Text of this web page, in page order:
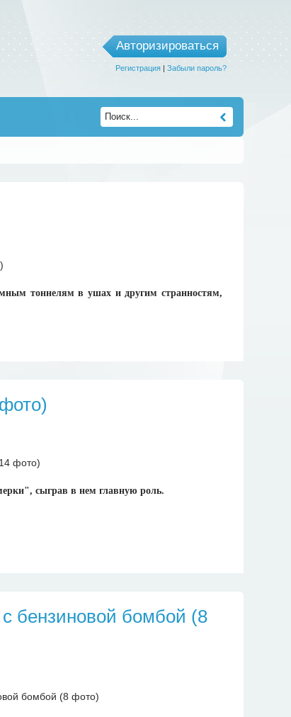
Авторизироваться
Регистрация| Забыли пароль?
тоннелям в ушах и другим странностям,
сыграв в нем главную роль.
бензиновой бомбой (8